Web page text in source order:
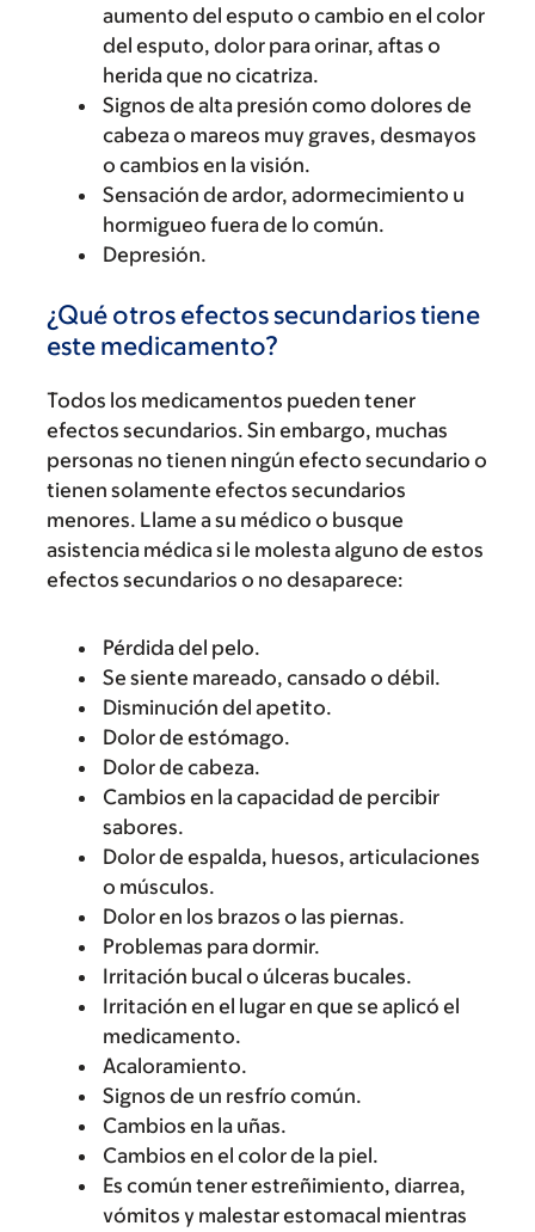
aumento del esputo o cambio en el color
del esputo, dolor para orinar, aftas o
herida que no cicatriza.
Signos de alta presión como dolores de
cabeza o mareos muy graves, desmayos
o cambios en la visión.
Sensación de ardor, adormecimiento u
hormigueo fuera de lo común.
Depresión.
¿Qué otros efectos secundarios tiene
este medicamento?
Todos los medicamentos pueden tener
efectos secundarios. Sin embargo, muchas
personas no tienen ningún efecto secundario o
tienen solamente efectos secundarios
menores. Llame a su médico o busque
asistencia médica si le molesta alguno de estos
efectos secundarios o no desaparece:
Pérdida del pelo.
Se siente mareado, cansado o débil.
Disminución del apetito.
Dolor de estómago.
Dolor de cabeza.
Cambios en la capacidad de percibir
sabores.
Dolor de espalda, huesos, articulaciones
o músculos.
Dolor en los brazos o las piernas.
Problemas para dormir.
Irritación bucal o úlceras bucales.
Irritación en el lugar en que se aplicó el
medicamento.
Acaloramiento.
Signos de un resfrío común.
Cambios en la uñas.
Cambios en el color de la piel.
Es común tener estreñimiento, diarrea,
vómitos y malestar estomacal mientras